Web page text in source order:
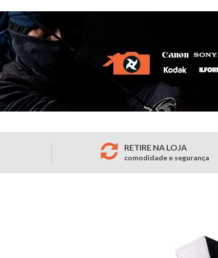
RETIRE NA LOJA
comodidade e segurança